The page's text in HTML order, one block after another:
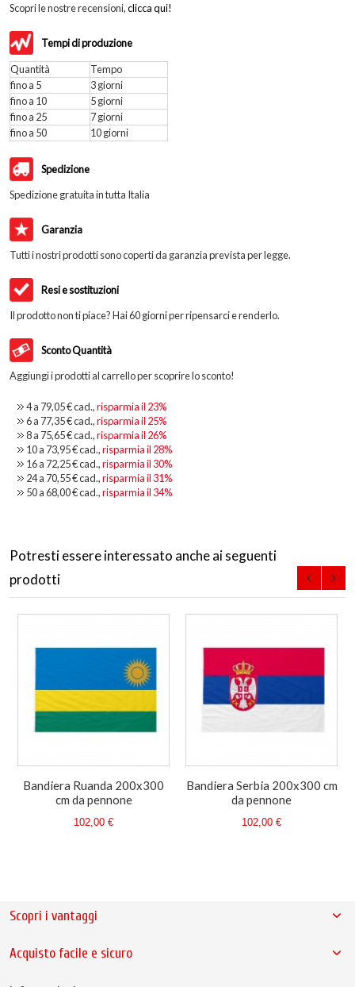
Scopri le nostre recensioni,clicca qui!
Tempi di produzione
Quantità
Tempo
fino a 5
3 giorni
fino a 10
5 giorni
fino a 25
7 giorni
fino a 50
10 giorni
Spedizione
Spedizione gratuita in tutta Italia
Garanzia
Tutti i nostri prodotti sono coperti da garanzia prevista per legge.
Resi e sostituzioni
Il prodotto non ti piace? Hai 60 giorni per ripensarci e renderlo.
Sconto Quantità
Aggiungi i prodotti al carrello per scoprire lo sconto!
4 a 79,05 €cad.,risparmia il 23%
6 a 77,35 €cad.,risparmia il 25%
8 a 75,65 €cad.,risparmia il 26%
10 a 73,95 €cad.,risparmia il 28%
16 a 72,25 €cad.,risparmia il 30%
24 a 70,55 €cad.,risparmia il 31%
50 a68,00 €cad.,risparmia il 34%
Potresti essere interessato anche ai seguenti
prodotti
Bandiera Ruanda 200x300
cm da pennone
102,00 €
Bandiera Serbia 200x300 cm
da pennone
102,00 €
Scopri i vantaggi
Acquisto facile e sicuro